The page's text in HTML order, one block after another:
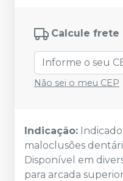
Calcule frete
Não sei o meu CEP
Indicação:
maloclusões
Disponível em
para arcada